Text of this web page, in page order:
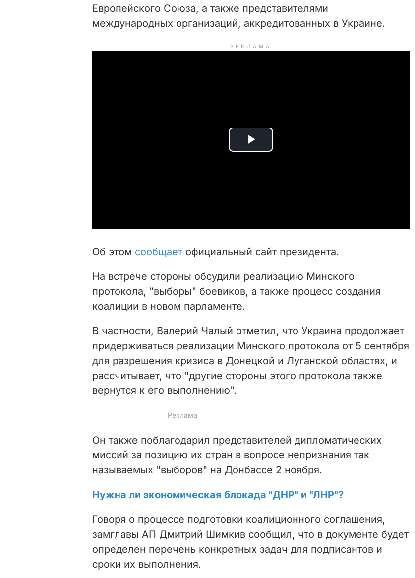
Европейского Союза, а также представителями
международных организаций, аккредитованных в Украине.
РЕКЛАМА
P
d
o
Об этом сообщаетофициальный сайт президента.
На встрече стороны обсудили реализацию Минского
протокола, "выборы" боевиков, а также процесс создания
коалиции в новом парламенте.
В частности, Валерий Чалый отметил, что Украина продолжает
придерживаться реализации Минского протокола от 5 сентября
для разрешения кризиса в Донецкой и Луганской областях, и
рассчитывает, что "другие стороны этого протокола также
вернутся к его выполнению".
Он также поблагодарил представителей дипломатических
миссий за позицию их стран в вопросе непризнания так
называемых "выборов" на Донбассе 2 ноября.
Нужна ли экономическая блокада "ДНР" и "ЛНР"?
Говоря о процессе подготовки коалиционного соглашения,
замглавы АП Дмитрий Шимкив сообщил, что в документе будет
определен перечень конкретных задач для подписантов и
сроки их выполнения.